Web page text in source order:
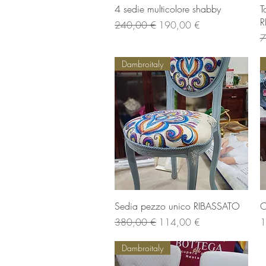
Vista rapida
4 sedie multicolore shabby
Prezzo regolare
240,00 € Prezzo scontato
190,00 €
Vista rapida
Dambroitaly
Sedia pezzo unico RIBASSATO
Prezzo regolare
380,00 € Prezzo scontato
114,00 €
Dambroitaly